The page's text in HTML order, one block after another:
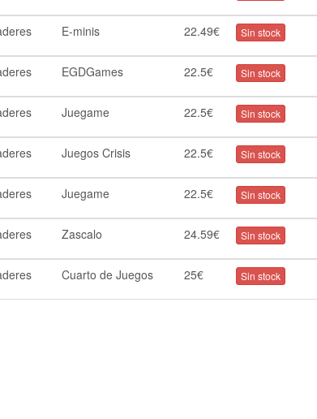
E-minis 22.49€ Sin stock
EGDGames 22.5€ Sin stock
Juegame 22.5€ Sin stock
Juegos Crisis 22.5€ Sin stock
Juegame 22.5€ Sin stock
Zascalo 24.59€ Sin stock
Cuarto de Juegos 25€ Sin stock